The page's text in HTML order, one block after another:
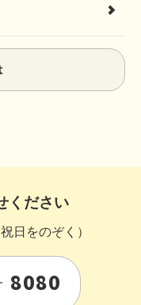
ください
日をのぞく）